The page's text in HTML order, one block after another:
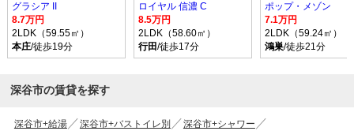
グラシア II
8.7万円
2LDK（59.55㎡）
本庄/徒歩19分
ロイヤル 信濃 C
8.5万円
2LDK（58.60㎡）
行田/徒歩17分
ポップ・メゾン
7.1万円
2LDK（59.24㎡）
鴻巣/徒歩21分
深谷市の賃貸を探す
深谷市+給湯 深谷市+バストイレ別
深谷市+シャワー